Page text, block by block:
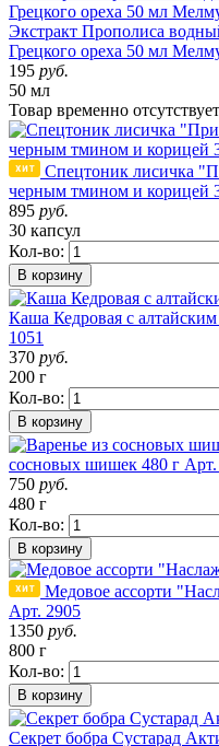
Экстракт Прополиса
Грецкого ореха 50 мл
195 руб.
50 мл
Товар временно отсутствует
Спецтоник лисичка
черным тмином и корицей
895 руб.
30 капсул
Кол-во:
В корзину
Каша Кедровая с
1051
370 руб.
200 г
Кол-во:
В корзину
сосновых шишек 480 г
750 руб.
480 г
Кол-во:
В корзину
Медовое ассорти
Арт. 2905
1350 руб.
800 г
Кол-во:
В корзину
Секрет бобра Сустарад